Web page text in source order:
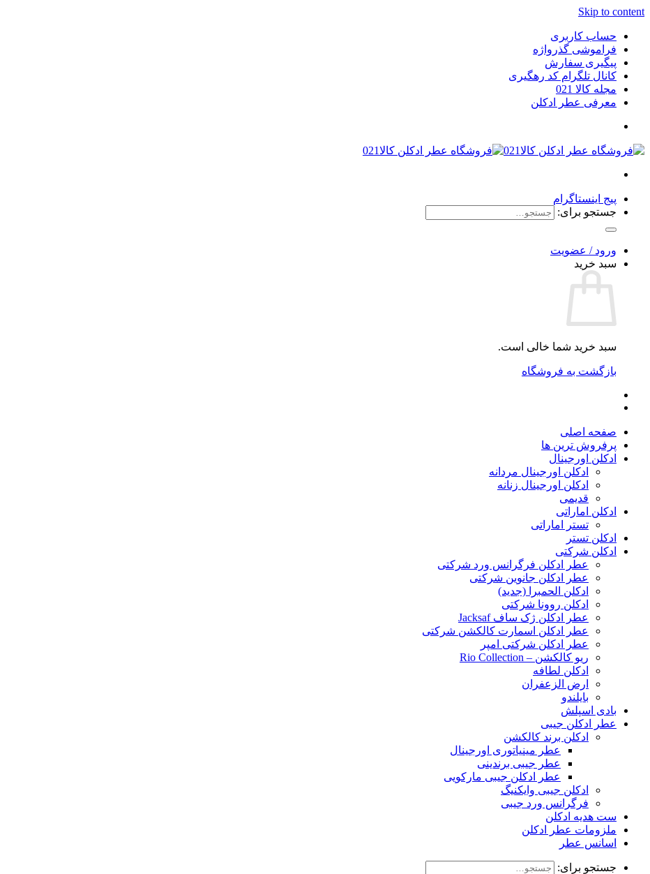
Skip to content
حساب کاربری
فراموشی گذرواژه
پیگیری سفارش
کانال تلگرام کد رهگیری
مجله کالا 021
معرفی عطر ادکلن
پیج اینستاگرام
جستجو برای:
ورود / عضویت
سبد خرید
سبد خرید شما خالی است.
بازگشت به فروشگاه
صفحه اصلی
پرفروش ترین ها
ادکلن اورجینال
ادکلن اورجینال مردانه
ادکلن اورجینال زنانه
قدیمی
ادکلن اماراتی
تستر اماراتی
ادکلن تستر
ادکلن شرکتی
عطر ادکلن فرگرانس ورد شرکتی
عطر ادکلن جانوین شرکتی
ادکلن الحمبرا (جدید)
ادکلن روونا شرکتی
عطر ادکلن ژک‌ ساف Jacksaf
عطر ادکلن اسمارت کالکشن شرکتی
عطر ادکلن شرکتی امپر
ریو کالکشن – Rio Collection
ادکلن لطافه
ارض الزعفران
بایلندو
بادی اسپلش
عطر ادکلن جیبی
ادکلن برند کالکشن
عطر مینیاتوری اورجینال
عطر جیبی برندینی
عطر ادکلن جیبی مارکویی
ادکلن جیبی وایکنیگ
فرگرانس ورد جیبی
ست هدیه ادکلن
ملزومات عطر ادکلن
اسانس عطر
جستجو برای: